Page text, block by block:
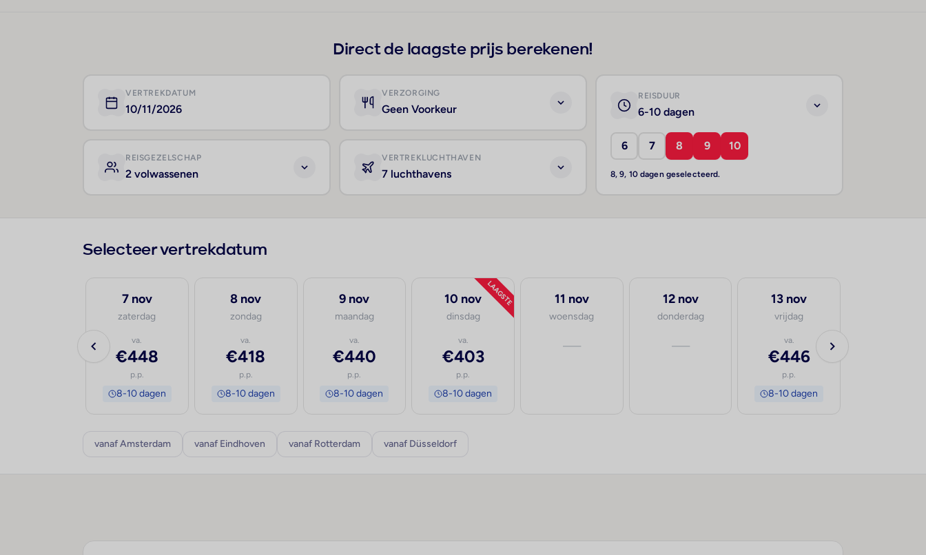
Direct de laagste prijs berekenen!
VERTREKDATUM
10/11/2026
VERZORGING
Geen Voorkeur
REISDUUR
6-10 dagen
6 7 8 9 10
8, 9, 10 dagen geselecteerd.
REISGEZELSCHAP
2 volwassenen
VERTREKLUCHTHAVEN
7 luchthavens
Selecteer vertrekdatum
7 nov
zaterdag
va.
€448
p.p.
8-10 dagen
8 nov
zondag
va.
€418
p.p.
8-10 dagen
9 nov
maandag
va.
€440
p.p.
8-10 dagen
LAAGSTE
10 nov
dinsdag
va.
€403
p.p.
8-10 dagen
11 nov
woensdag
—
12 nov
donderdag
—
13 nov
vrijdag
va.
€446
p.p.
8-10 dagen
vanaf Amsterdam vanaf Eindhoven vanaf Rotterdam vanaf Düsseldorf